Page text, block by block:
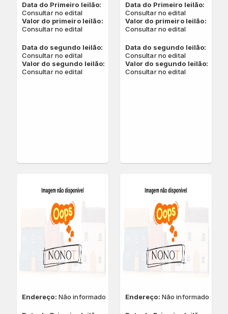
Data do Primeiro leilão:
Consultar no edital
Valor do primeiro leilão:
Consultar no edital
Data do segundo leilão:
Consultar no edital
Valor do segundo leilão:
Consultar no edital
Data do Primeiro leilão:
Consultar no edital
Valor do primeiro leilão:
Consultar no edital
Data do segundo leilão:
Consultar no edital
Valor do segundo leilão:
Consultar no edital
Endereço: Não informado Endereço: Não informado